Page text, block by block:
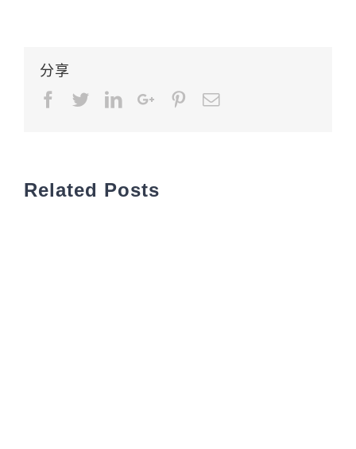
分享
Facebook
TwitterLinkedInGoogle+Pinterest
Email
Related Posts